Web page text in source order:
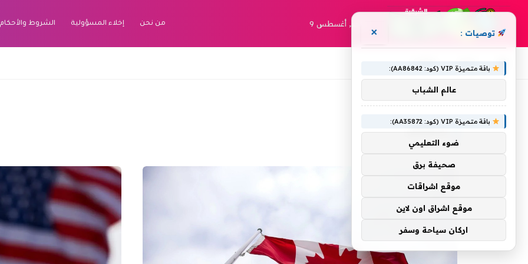
الأحد, أغسطس 9 من نحن إخلاء المسؤولية الشروط والأحكام
الرئيسية » ينخفض
ينخفض
توصيات : ×
باقة متميزة VIP (كود: AA86842):
عالم الشباب
باقة متميزة VIP (كود: AA35872):
ضوء التعليمي
صحيفة برق
موقع اشراقات
موقع اشراق اون لاين
اركان سياحة وسفر